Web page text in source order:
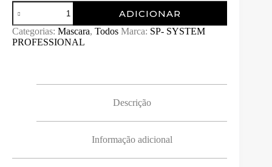
Quantidade
de
KERATIN
PROTECT
LUXEOIL
200ML
ADICIONAR
Categorias: Mascara, Todos Marca: SP- SYSTEM
PROFESSIONAL
Descrição
Informação adicional